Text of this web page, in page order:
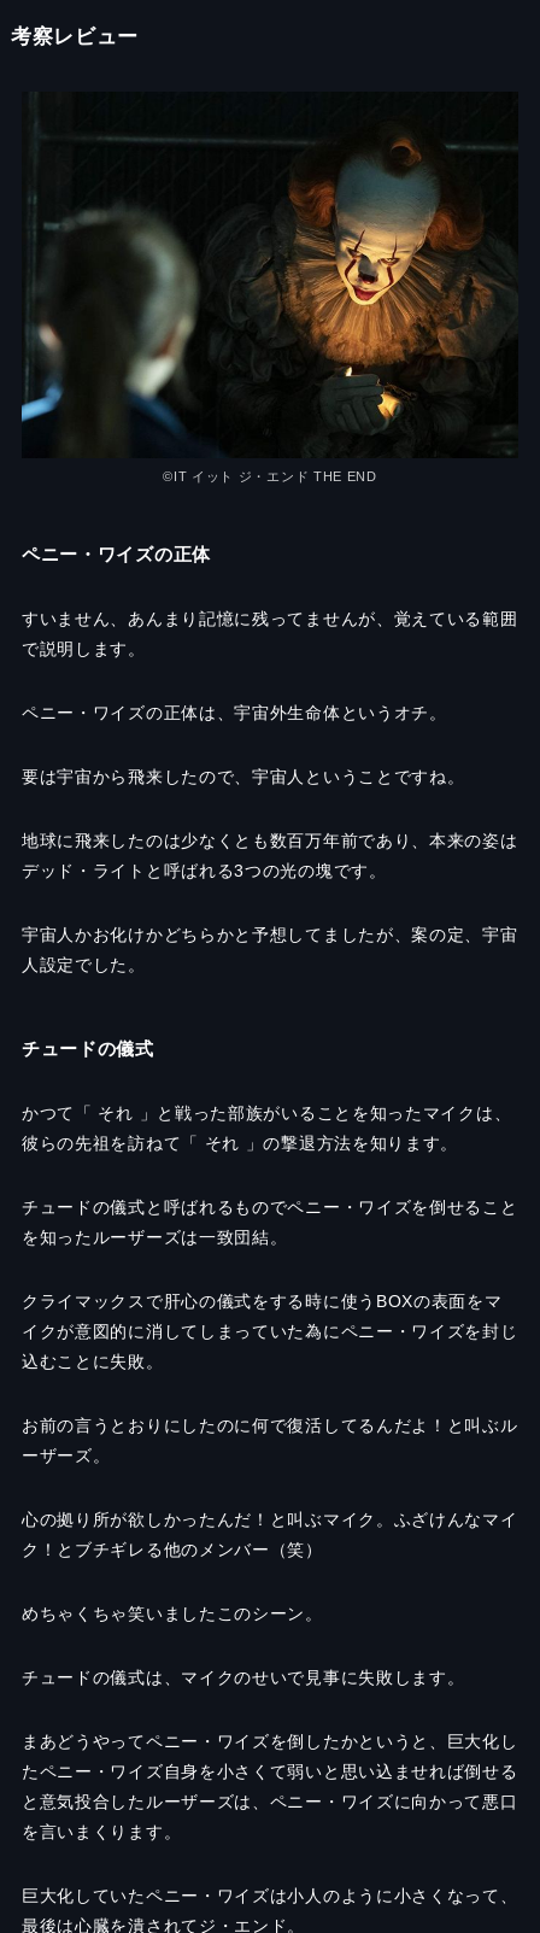
考察レビュー
©︎IT イット ジ・エンド THE END
ペニー・ワイズの正体
すいません、あんまり記憶に残ってませんが、覚えている範囲
で説明します。
ペニー・ワイズの正体は、宇宙外生命体というオチ。
要は宇宙から飛来したので、宇宙人ということですね。
地球に飛来したのは少なくとも数百万年前であり、本来の姿は
デッド・ライトと呼ばれる3つの光の塊です。
宇宙人かお化けかどちらかと予想してましたが、案の定、宇宙
人設定でした。
チュードの儀式
かつて「 それ 」と戦った部族がいることを知ったマイクは、
彼らの先祖を訪ねて「 それ 」の撃退方法を知ります。
チュードの儀式と呼ばれるものでペニー・ワイズを倒せること
を知ったルーザーズは一致団結。
クライマックスで肝心の儀式をする時に使うBOXの表面をマ
イクが意図的に消してしまっていた為にペニー・ワイズを封じ
込むことに失敗。
お前の言うとおりにしたのに何で復活してるんだよ！と叫ぶル
ーザーズ。
心の拠り所が欲しかったんだ！と叫ぶマイク。ふざけんなマイ
ク！とブチギレる他のメンバー（笑）
めちゃくちゃ笑いましたこのシーン。
チュードの儀式は、マイクのせいで見事に失敗します。
まあどうやってペニー・ワイズを倒したかというと、巨大化し
たペニー・ワイズ自身を小さくて弱いと思い込ませれば倒せる
と意気投合したルーザーズは、ペニー・ワイズに向かって悪口
を言いまくります。
巨大化していたペニー・ワイズは小人のように小さくなって、
最後は心臓を潰されてジ・エンド。